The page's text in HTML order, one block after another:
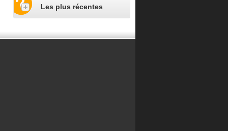
Les plus récentes